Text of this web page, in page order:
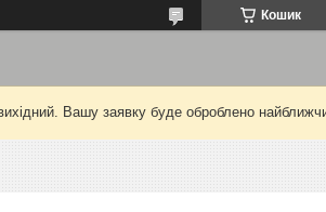
Кошик
Вашу заявку буде оброблено